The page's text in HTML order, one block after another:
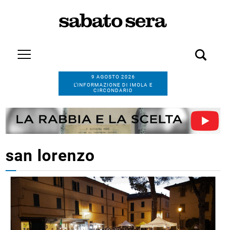
9 AGOSTO 2026
L’INFORMAZIONE DI IMOLA E
CIRCONDARIO
san lorenzo